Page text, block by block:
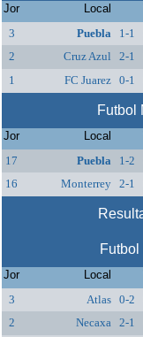
Jor Local
3
Puebla 1-1
2
Cruz Azul 2-1
1
FC Juarez 0-1
Futbol
Jor Local
17
Puebla 1-2
16
Monterrey 2-1
Jor Local
3
Atlas 0-2
2
Necaxa 2-1